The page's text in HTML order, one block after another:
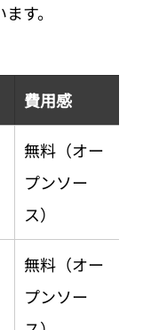
す。
費用感
無料（オー
プンソー
ス）
無料（オー
プンソー